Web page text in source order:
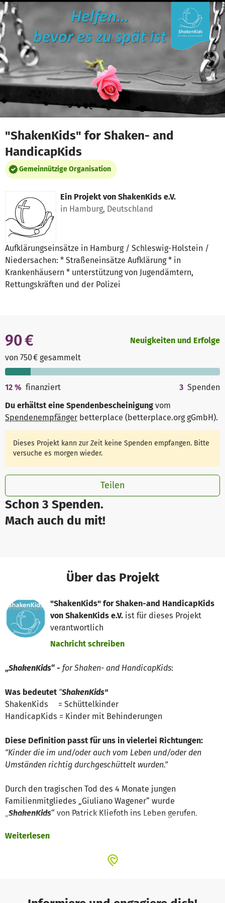
Zum Hauptinhalt springen
Erklärung zur Barrierefreiheit anzeigen
"ShakenKids" for Shaken- and
HandicapKids
Gemeinnützige Organisation
Ein Projekt von ShakenKids e.V.
in Hamburg, Deutschland
Aufklärungseinsätze in Hamburg / Schleswig-Holstein /
Niedersachen: * Straßeneinsätze Aufklärung * in
Krankenhäusern * unterstützung von Jugendämtern,
Rettungskräften und der Polizei
Schon 3 Spenden.
Mach auch du mit!
90 €
von 750 € gesammelt
Neuigkeiten und Erfolge
12 % finanziert 3 Spenden
Du erhältst eine Spendenbescheinigung vom
Spendenempfänger betterplace (betterplace.org gGmbH).
Dieses Projekt kann zur Zeit keine Spenden empfangen. Bitte
versuche es morgen wieder.
Teilen
Über das Projekt
"ShakenKids" for Shaken-and HandicapKids
von ShakenKids e.V. ist für dieses Projekt
verantwortlich
Nachricht schreiben
„ShakenKids“ - for Shaken- and HandicapKids:
Was bedeutet "ShakenKids"
ShakenKids = Schüttelkinder
HandicapKids = Kinder mit Behinderungen
Diese Definition passt für uns in vielerlei Richtungen:
"Kinder die im und/oder auch vom Leben und/oder den
Umständen richtig durchgeschüttelt wurden."
Durch den tragischen Tod des 4 Monate jungen
Familienmitgliedes „Giuliano Wagener“ wurde
„ShakenKids“ von Patrick Kliefoth ins Leben gerufen.
Giuliano war ein sogenanntes „Schüttelkind“, welches von
geschüttelt wurde, dass er einen Tag später tragisch und
Durch die letzen Monate, die geprägt waren von Verhören
Weiterlesen